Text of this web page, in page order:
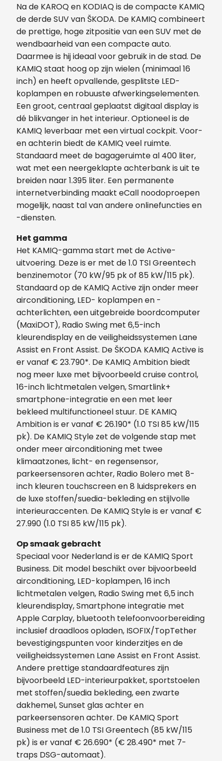
Na de KAROQ en KODIAQ is de compacte KAMIQ
de derde SUV van ŠKODA. De KAMIQ combineert
de prettige, hoge zitpositie van een SUV met de
wendbaarheid van een compacte auto.
Daarmee is hij ideaal voor gebruik in de stad. De
KAMIQ staat hoog op zijn wielen (minimaal 16
inch) en heeft opvallende, gesplitste LED-
koplampen en robuuste afwerkingselementen.
Een groot, centraal geplaatst digitaal display is
dé blikvanger in het interieur. Optioneel is de
KAMIQ leverbaar met een virtual cockpit. Voor-
en achterin biedt de KAMIQ veel ruimte.
Standaard meet de bagageruimte al 400 liter,
wat met een neergeklapte achterbank is uit te
breiden naar 1.395 liter. Een permanente
internetverbinding maakt eCall noodoproepen
mogelijk, naast tal van andere onlinefuncties en
-diensten.
Het gamma
Het KAMIQ-gamma start met de Active-
uitvoering. Deze is er met de 1.0 TSI Greentech
benzinemotor (70 kW/95 pk of 85 kW/115 pk).
Standaard op de KAMIQ Active zijn onder meer
airconditioning, LED- koplampen en -
achterlichten, een uitgebreide boordcomputer
(MaxiDOT), Radio Swing met 6,5-inch
kleurendisplay en de veiligheidssystemen Lane
Assist en Front Assist. De ŠKODA KAMIQ Active is
er vanaf € 23.790*. De KAMIQ Ambition biedt
nog meer luxe met bijvoorbeeld cruise control,
16-inch lichtmetalen velgen, Smartlink+
smartphone-integratie en een met leer
bekleed multifunctioneel stuur. DE KAMIQ
Ambition is er vanaf € 26.190* (1.0 TSI 85 kW/115
pk). De KAMIQ Style zet de volgende stap met
onder meer airconditioning met twee
klimaatzones, licht- en regensensor,
parkeersensoren achter, Radio Bolero met 8-
inch kleuren touchscreen en 8 luidsprekers en
de luxe stoffen/suedia-bekleding en stijlvolle
interieuraccenten. De KAMIQ Style is er vanaf €
27.990 (1.0 TSI 85 kW/115 pk).
Op smaak gebracht
Speciaal voor Nederland is er de KAMIQ Sport
Business. Dit model beschikt over bijvoorbeeld
airconditioning, LED-koplampen, 16 inch
lichtmetalen velgen, Radio Swing met 6,5 inch
kleurendisplay, Smartphone integratie met
Apple Carplay, bluetooth telefoonvoorbereiding
inclusief draadloos opladen, ISOFIX/TopTether
bevestigingspunten voor kinderzitjes en de
veiligheidssystemen Lane Assist en Front Assist.
Andere prettige standaardfeatures zijn
bijvoorbeeld LED-interieurpakket, sportstoelen
met stoffen/suedia bekleding, een zwarte
dakhemel, Sunset glas achter en
parkeersensoren achter. De KAMIQ Sport
Business met de 1.0 TSI Greentech (85 kW/115
pk) is er vanaf € 26.690* (€ 28.490* met 7-
traps DSG-automaat).